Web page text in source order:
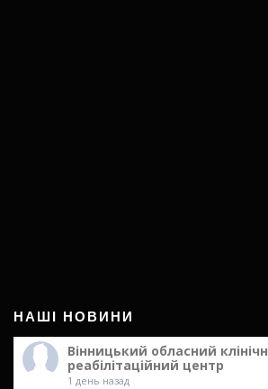
НАШІ НОВИНИ
Вінницький обласний
реабілітаційний центр
1 день назад